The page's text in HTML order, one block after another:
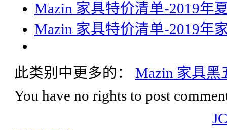
Mazin 家具特价清单-2019年
Mazin 家具特价清单-2019年
此类别中更多的：
Mazin 家具黑
You have no rights to post